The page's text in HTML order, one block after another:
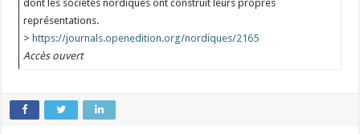
dont les sociétés nordiques ont construit leurs propres
représentations.
>https://journals.openedition.org/nordiques/2165
Accès ouvert